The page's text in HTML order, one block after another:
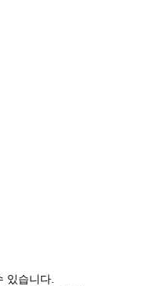
있습니다.